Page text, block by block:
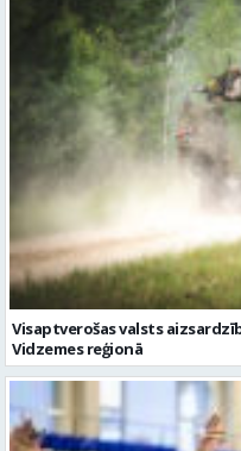
Visaptverošas valsts
Vidzemes reģionā